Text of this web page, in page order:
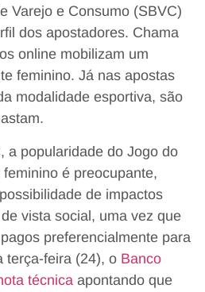
Varejo e Consumo (SBVC)
dos apostadores. Chama
online mobilizam um
feminino. Já nas apostas
modalidade esportiva, são
a popularidade do Jogo do
é preocupante,
de impactos
vista social, uma vez que
preferencialmente para
terça-feira (24), o Banco
técnica apontando que